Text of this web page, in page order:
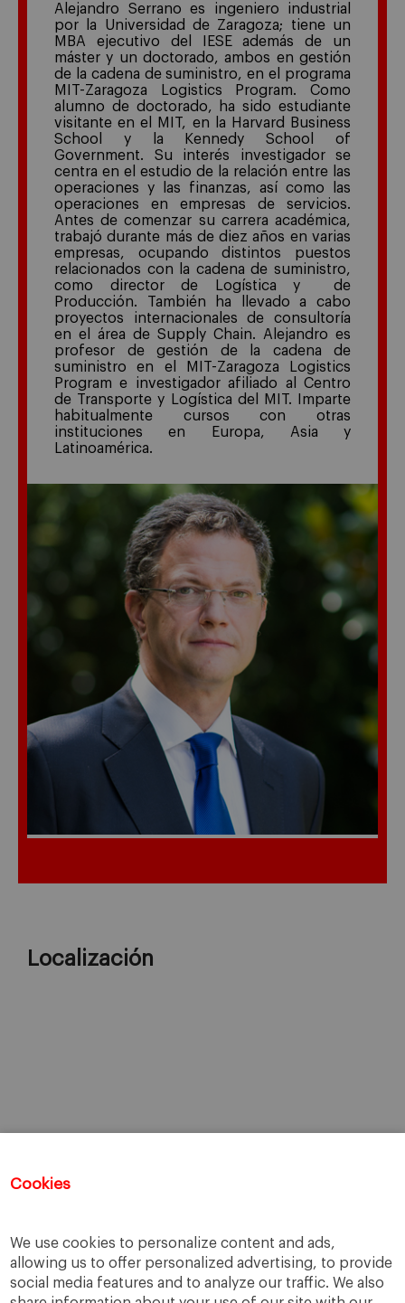
Cookies
We use cookies to personalize content and ads,
allowing us to offer personalized advertising, to provide
social media features and to analyze our traffic. We also
Alejandro Serrano es ingeniero industrial
por la Universidad de Zaragoza; tiene un
MBA ejecutivo del IESE además de un
máster y un doctorado, ambos en gestión
de la cadena de suministro, en el programa
MIT-Zaragoza Logistics Program. Como
alumno de doctorado, ha sido estudiante
visitante en el MIT, en la Harvard Business
School y la Kennedy School of
Government. Su interés investigador se
centra en el estudio de la relación entre las
operaciones y las finanzas, así como las
operaciones en empresas de servicios.
Antes de comenzar su carrera académica,
trabajó durante más de diez años en varias
empresas, ocupando distintos puestos
relacionados con la cadena de suministro,
como director de Logística y de
Producción. También ha llevado a cabo
proyectos internacionales de consultoría
en el área de Supply Chain. Alejandro es
profesor de gestión de la cadena de
suministro en el MIT-Zaragoza Logistics
Program e investigador afiliado al Centro
de Transporte y Logística del MIT. Imparte
habitualmente cursos con otras
instituciones en Europa, Asia y
Latinoamérica.
Localización